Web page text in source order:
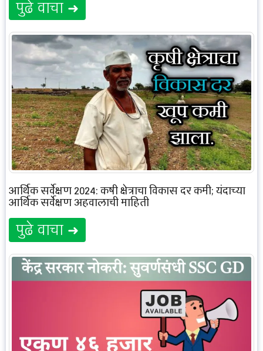
पुढे वाचा ➜
आर्थिक सर्वेक्षण 2024: कृषी क्षेत्राचा विकास दर कमी; यंदाच्या
आर्थिक सर्वेक्षण अहवालाची माहिती
पुढे वाचा ➜